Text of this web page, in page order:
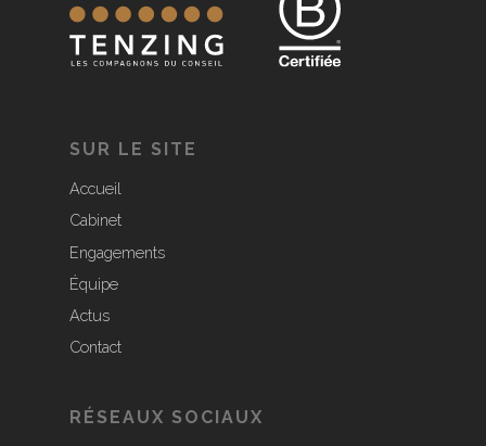
SUR LE SITE
Accueil
Cabinet
Engagements
Équipe
Actus
Contact
RÉSEAUX SOCIAUX